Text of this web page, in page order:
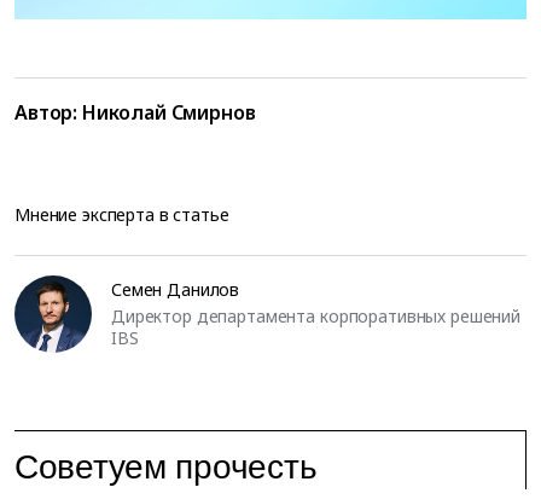
Автор: Николай Смирнов
Мнение эксперта в статье
Семен Данилов
Директор департамента корпоративных решений
IBS
Советуем прочесть